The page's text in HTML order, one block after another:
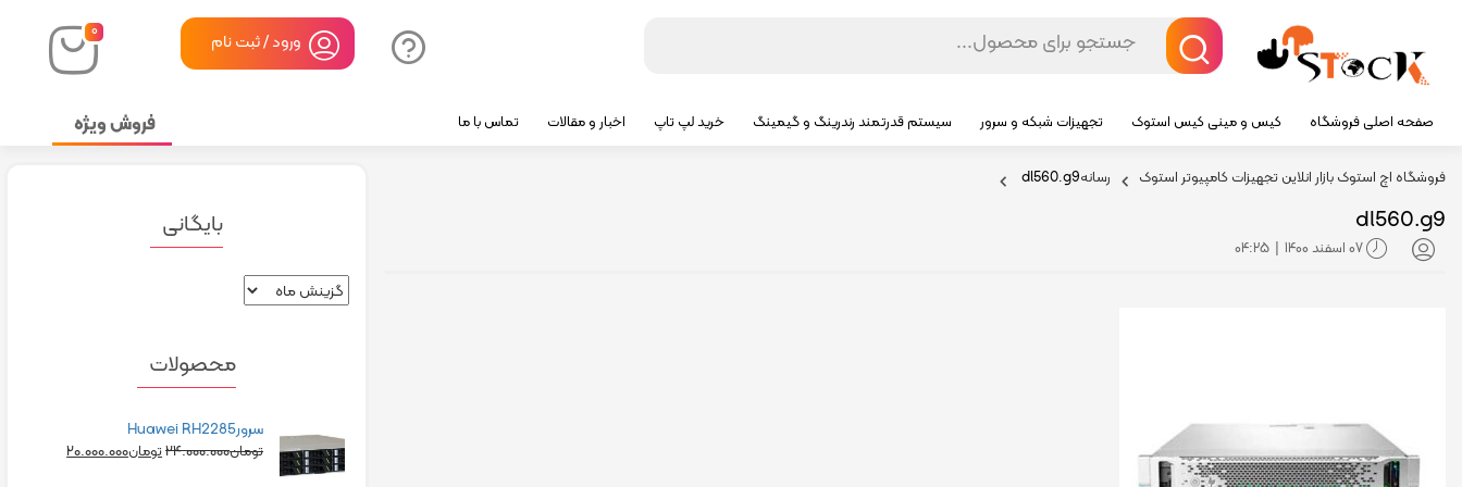
۰ ورود / ثبت نام
صفحه اصلی فروشگاه کیس و مینی کیس استوک تجهیزات شبکه و سرور سیستم قدرتمند رندرینگ و گیمینگ خرید لپ تاپ اخبار و مقالات تماس با ما فروش ویژه
فروشگاه اچ استوک بازار انلاین تجهیزات کامپیوتر استوک رسانهdl560.g9
dl560.g9
07 اسفند 1400 |
04:25
بایگانی
محصولات
سرورHuawei RH2285
تومان۲۴.۰۰۰.۰۰۰تومان۲۰.۰۰۰.۰۰۰